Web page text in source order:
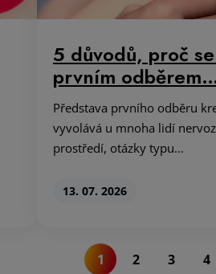
5 důvodů, proč
prvním
Představa prvního odběru
vyvolává u mnoha lidí
prostředí, otázky typu…
13. 07. 2026
1 2 3 4